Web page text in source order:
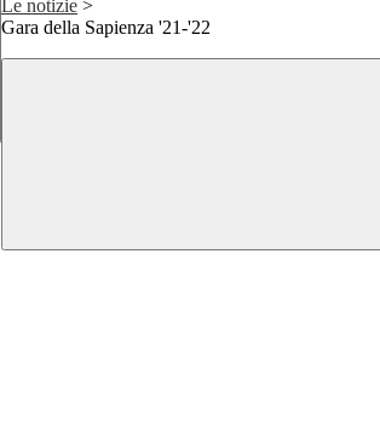
Le notizie >
Gara della Sapienza '21-'22